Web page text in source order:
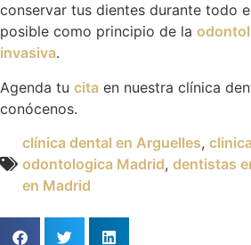
conservar tus dientes durante todo
posible como principio de la
invasiva.
Agenda tu cita en nuestra clínica
conócenos.
clínica dental en Arguelles,
odontologica Madrid, dentistas
en Madrid